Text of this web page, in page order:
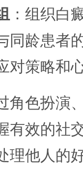
：组织白
同龄患者
对策略和
角色扮演
有效的社
理他人的